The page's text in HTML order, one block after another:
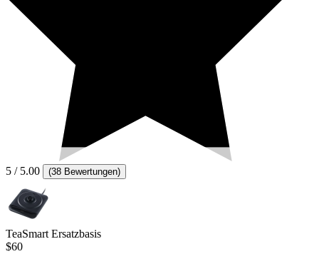
5 / 5.00 (38 Bewertungen)
TeaSmart Ersatzbasis
$60